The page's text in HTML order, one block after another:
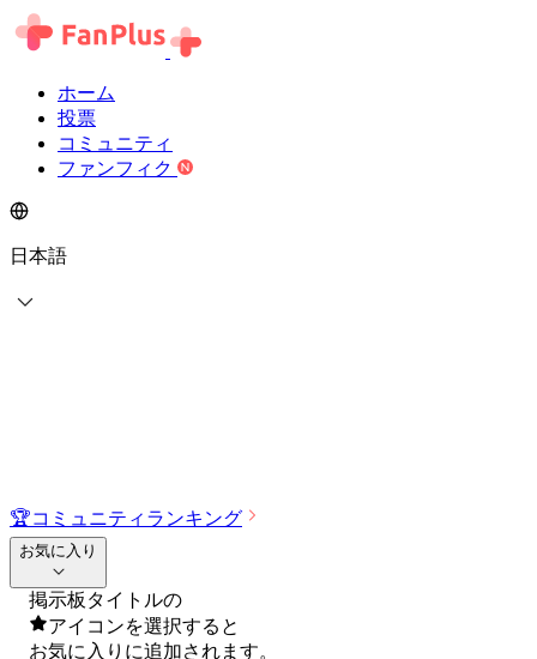
ホーム
投票
コミュニティ
ファンフィク
日本語
🏆コミュニティランキング
お気に入り
掲示板タイトルの
アイコンを選択すると
お気に入りに追加されます。